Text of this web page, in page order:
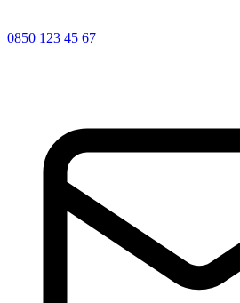
0850 123 45 67